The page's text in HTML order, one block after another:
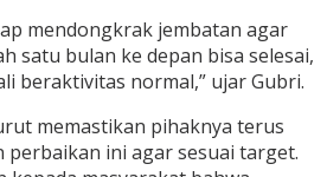
mendongkrak jembatan agar
satu bulan ke depan bisa selesai,
beraktivitas normal,” ujar Gubri.
memastikan pihaknya terus
perbaikan ini agar sesuai target.